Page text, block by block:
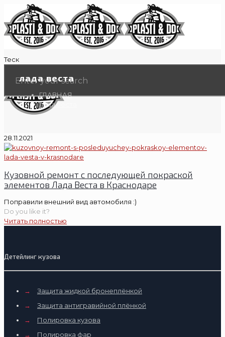
Теск
лада веста
ГЛАВНАЯ
лада веста
28.11.2021
Кузовной ремонт с последующей покраской
элементов Лада Веста в Краснодаре
Поправили внешний вид автомобиля :)
Do you like it?
Читать полностью
Детейлинг кузова
→
Защита жидкой бронеплёнкой
→
Защита антигравийной плёнкой
→
Полировка кузова
→
Полировка фар